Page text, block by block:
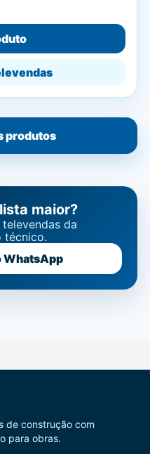
produtos
maior?
da
técnico.
WhatsApp
de construção com
para obras.